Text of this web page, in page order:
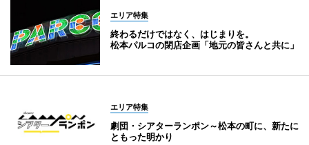
エリア特集
終わるだけではなく、はじまりを。
松本パルコの閉店企画「地元の皆さんと共に」
エリア特集
劇団・シアターランポン～松本の町に、新たに
ともった明かり